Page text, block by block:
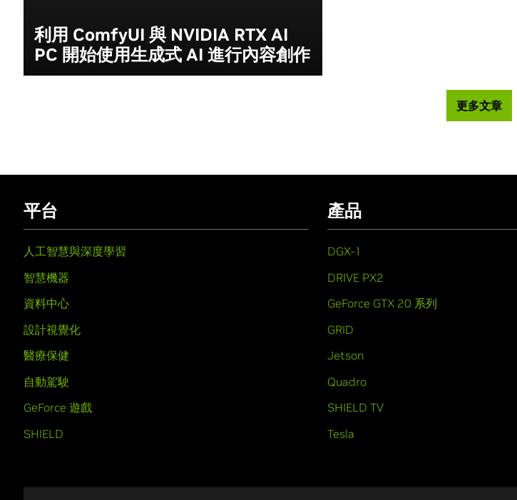
利用 ComfyUI 與 NVIDIA RTX AI
PC 開始使用生成式 AI 進行內容創作
更多文章
平台
人工智慧與深度學習
智慧機器
資料中心
設計視覺化
醫療保健
自動駕駛
GeForce 遊戲
SHIELD
產品
DGX-1
DRIVE PX2
GeForce GTX 20 系列
GRID
Jetson
Quadro
SHIELD TV
Tesla